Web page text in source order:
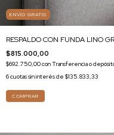
ENVÍO GRATIS
RESPALDO CON FUNDA LINO
$815.000,00
$692.750,00conTransferencia o
6cuotas sin interés de $135.833,33
COMPRAR